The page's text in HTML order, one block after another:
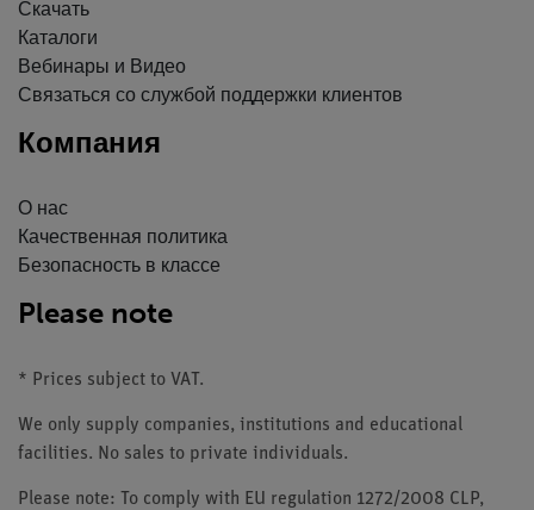
Скачать
Каталоги
Вебинары и Видео
Связаться со службой поддержки клиентов
Компания
О нас
Качественная политика
Безопасность в классе
Please note
* Prices subject to VAT.
We only supply companies, institutions and educational
facilities. No sales to private individuals.
Please note: To comply with EU regulation 1272/2008 CLP,